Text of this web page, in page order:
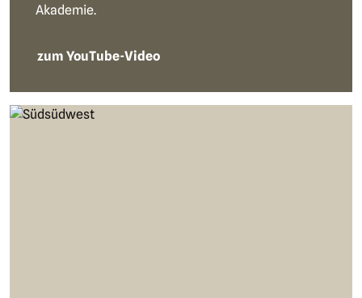
Akademie.
zum YouTube-Video